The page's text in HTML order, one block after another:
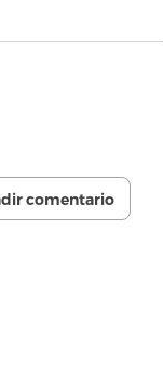
comentario